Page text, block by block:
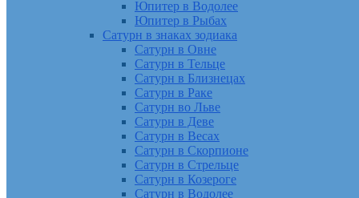
Юпитер в Водолее
Юпитер в Рыбах
Сатурн в знаках зодиака
Сатурн в Овне
Сатурн в Тельце
Сатурн в Близнецах
Сатурн в Раке
Сатурн во Льве
Сатурн в Деве
Сатурн в Весах
Сатурн в Скорпионе
Сатурн в Стрельце
Сатурн в Козероге
Сатурн в Водолее